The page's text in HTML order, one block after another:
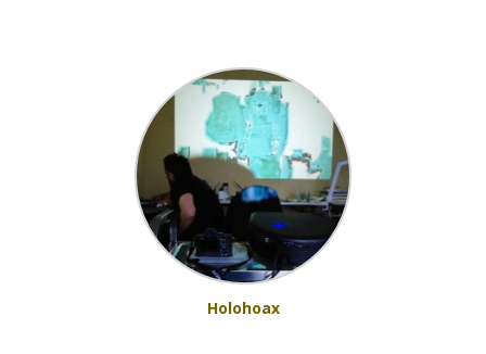
Holohoax